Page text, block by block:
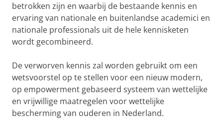
betrokken zijn en waarbij de bestaande kennis en
ervaring van nationale en buitenlandse academici en
nationale professionals uit de hele kennisketen
wordt gecombineerd.
De verworven kennis zal worden gebruikt om een
wetsvoorstel op te stellen voor een nieuw modern,
op empowerment gebaseerd systeem van wettelijke
en vrijwillige maatregelen voor wettelijke
bescherming van ouderen in Nederland.